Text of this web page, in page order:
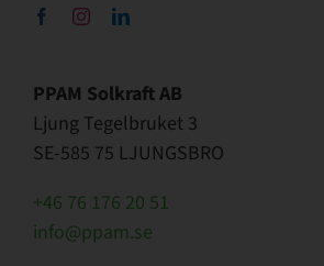
PPAM Solkraft AB
Ljung Tegelbruket 3
SE-585 75 LJUNGSBRO
+46 76 176 20 51
info@ppam.se